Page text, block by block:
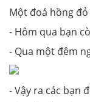
Một đoá hồng
- Hôm qua bạn
- Qua một đêm
- Vậy ra các bạn